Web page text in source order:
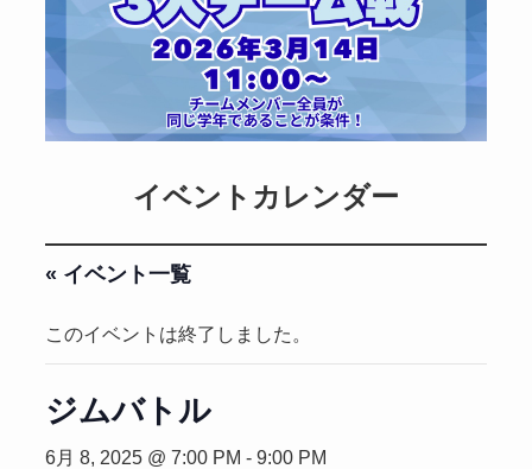
イベントカレンダー
« イベント一覧
このイベントは終了しました。
ジムバトル
6月 8, 2025 @ 7:00 PM - 9:00 PM